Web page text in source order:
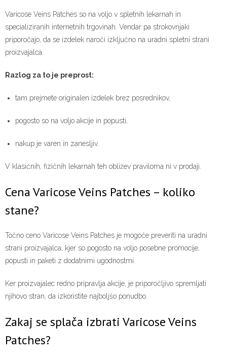
Varicose Veins Patches so na voljo v spletnih lekarnah in
specializiranih internetnih trgovinah. Vendar pa strokovnjaki
priporočajo, da se izdelek naroči izključno na uradni spletni strani
proizvajalca.
Razlog za to je preprost:
tam prejmete originalen izdelek brez posrednikov,
pogosto so na voljo akcije in popusti,
nakup je varen in zanesljiv.
V klasičnih, fizičnih lekarnah teh obližev praviloma ni v prodaji.
Cena Varicose Veins Patches – koliko
stane?
Točno ceno Varicose Veins Patches je mogoče preveriti na uradni
strani proizvajalca, kjer so pogosto na voljo posebne promocije,
popusti in paketi z dodatnimi ugodnostmi.
Ker proizvajalec redno pripravlja akcije, je priporočljivo spremljati
njihovo stran, da izkoristite najboljšo ponudbo.
Zakaj se splača izbrati Varicose Veins
Patches?